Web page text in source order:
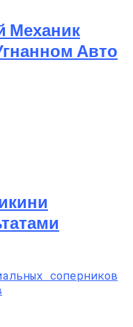
Механик
Авто